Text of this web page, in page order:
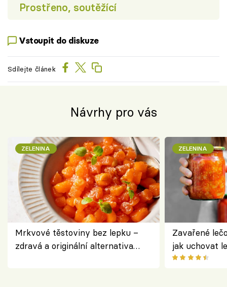
Prostřeno, soutěžící
Vstoupit do diskuze
Sdílejte článek
Návrhy pro vás
ZELENINA
Mrkvové těstoviny bez lepku –
zdravá a originální alternativa
ZELENINA
Zavařené
jak uchovat